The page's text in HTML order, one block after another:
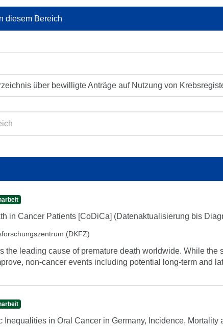
diesem Bereich
über bewilligte Anträge auf Nutzung von
in Cancer Patients [CoDiCa] (Datenaktualisierung bis
(DKFZ)
the leading cause of premature death worldwide. While the
non-cancer events including potential long-term and
Inequalities in Oral Cancer in Germany, Incidence,